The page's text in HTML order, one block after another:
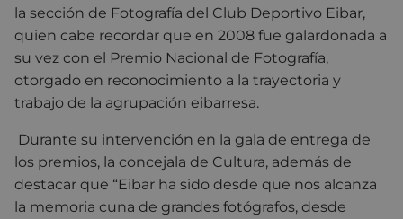
la sección de Fotografía del Club Deportivo Eibar,
quien cabe recordar que en 2008 fue galardonada a
su vez con el Premio Nacional de Fotografía,
otorgado en reconocimiento a la trayectoria y
trabajo de la agrupación eibarresa.
Durante su intervención en la gala de entrega de
los premios, la concejala de Cultura, además de
destacar que “Eibar ha sido desde que nos alcanza
la memoria cuna de grandes fotógrafos, desde